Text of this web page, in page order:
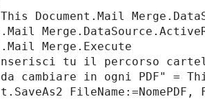
Document.Mail
Merge.Execute
tu il percorso
da cambiare in ogni PDF"
FileName:=NomePDF,